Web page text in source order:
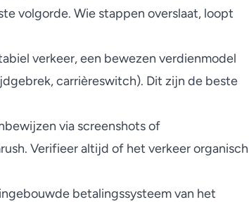
volgorde. Wie stappen overslaat, loopt
verkeer, een bewezen verdienmodel
carrièreswitch). Dit zijn de beste
via screenshots of
Verifieer altijd of het verkeer organisch
betalingssysteem van het